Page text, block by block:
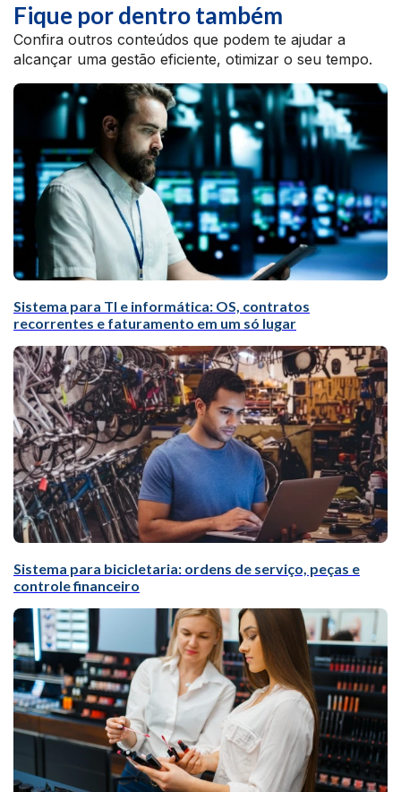
Fique por dentro também
Confira outros conteúdos que podem te ajudar a
alcançar uma gestão eficiente, otimizar o seu tempo.
Sistema para TI e informática: OS, contratos
recorrentes e faturamento em um só lugar
Sistema para bicicletaria: ordens de serviço, peças e
controle financeiro